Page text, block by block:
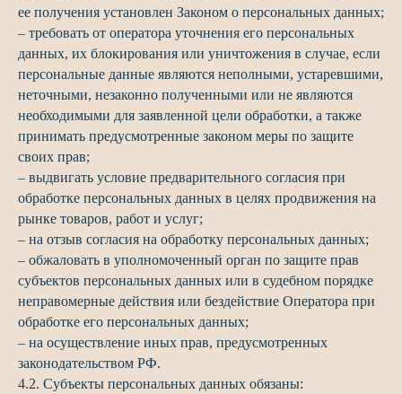
ее получения установлен Законом о персональных данных;
– требовать от оператора уточнения его персональных
данных, их блокирования или уничтожения в случае, если
персональные данные являются неполными, устаревшими,
неточными, незаконно полученными или не являются
необходимыми для заявленной цели обработки, а также
принимать предусмотренные законом меры по защите
своих прав;
– выдвигать условие предварительного согласия при
обработке персональных данных в целях продвижения на
рынке товаров, работ и услуг;
– на отзыв согласия на обработку персональных данных;
– обжаловать в уполномоченный орган по защите прав
субъектов персональных данных или в судебном порядке
неправомерные действия или бездействие Оператора при
обработке его персональных данных;
– на осуществление иных прав, предусмотренных
законодательством РФ.
4.2. Субъекты персональных данных обязаны: